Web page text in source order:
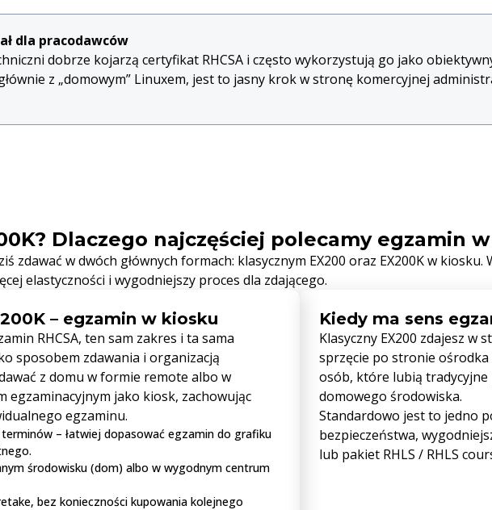
dla pracodawców
dobrze kojarzą certyfikat RHCSA i często wykorzystują go jako
z „domowym” Linuxem, jest to jasny krok w stronę komercyjnej
Dlaczego najczęściej polecamy egzamin
zdawać w dwóch głównych formach: klasycznym EX200 oraz EX200K w
elastyczności i wygodniejszy proces dla zdającego.
– egzamin w kiosku
RHCSA, ten sam zakres i ta sama
sposobem zdawania i organizacją
z domu w formie remote albo w
egzaminacyjnym jako kiosk, zachowując
egzaminu.
– łatwiej dopasować egzamin do grafiku
środowisku (dom) albo w wygodnym centrum
bez konieczności kupowania kolejnego
Kiedy ma sens
Klasyczny EX200 zdajesz w
sprzęcie po stronie
osób, które lubią tradycyjne
domowego środowiska.
Standardowo jest to jedno
bezpieczeństwa,
lub pakiet RHLS / RHLS